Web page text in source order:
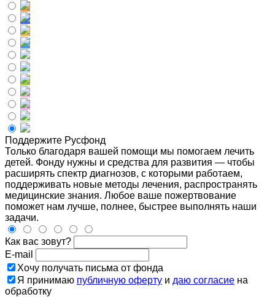
Поддержите Русфонд
Только благодаря вашей помощи мы помогаем лечить
детей. Фонду нужны и средства для развития — чтобы
расширять спектр диагнозов, с которыми работаем,
поддерживать новые методы лечения, распространять
медицинские знания. Любое ваше пожертвование
поможет нам лучше, полнее, быстрее выполнять наши
задачи.
Как вас зовут?
E-mail
Хочу получать письма от фонда
Я принимаю публичную оферту и даю согласие на
обработку